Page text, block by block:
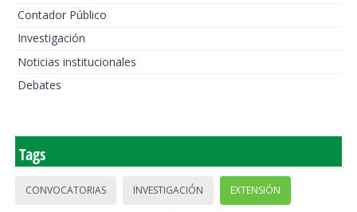
Contador Público
Investigación
Noticias institucionales
Debates
Tags
CONVOCATORIAS INVESTIGACIÓN EXTENSIÓN